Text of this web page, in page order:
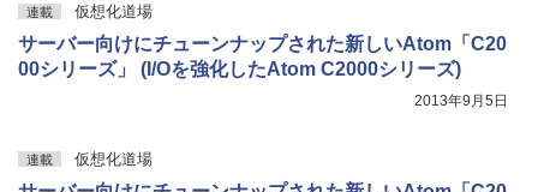
連載 仮想化道場
サーバー向けにチューンナップされた新しいAtom「C20
00シリーズ」 (I/Oを強化したAtom C2000シリーズ)
2013年9月5日
連載 仮想化道場